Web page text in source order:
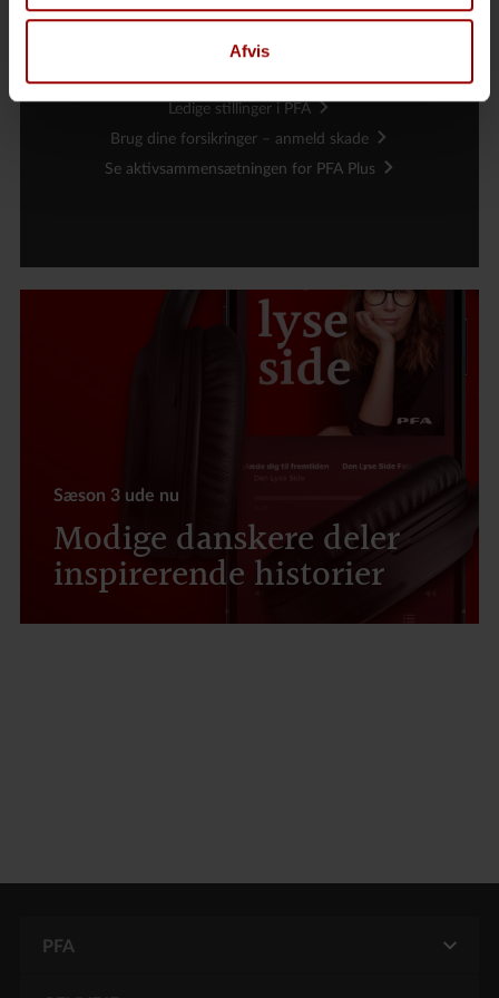
Afvis
Nyttige links
Brug for din helbredssikring? Læs mere
PFA Helbredssikring til dig fra 60-89 år
Ledige stillinger i PFA
Brug dine forsikringer – anmeld skade
Se aktivsammensætningen for PFA Plus
Sæson 3 ude nu
Modige danskere deler
inspirerende historier
PFA